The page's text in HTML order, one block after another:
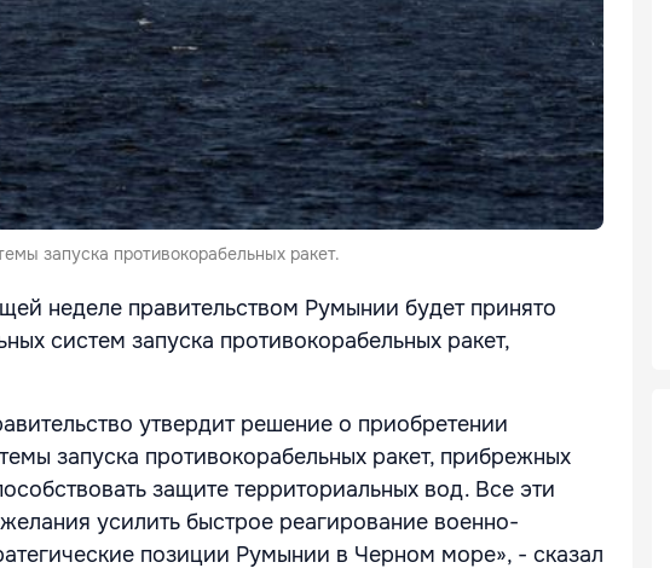
запуска противокорабельных ракет.
неделе правительством Румынии будет принято
систем запуска противокорабельных ракет,
утвердит решение о приобретении
запуска противокорабельных ракет, прибрежных
защите территориальных вод. Все эти
усилить быстрое реагирование военно-
позиции Румынии в Черном море», - сказал